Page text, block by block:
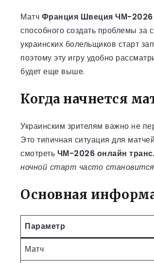
Матч Франция Швеция ЧМ-2026
способного создать проблемы
украинских болельщиков старт
поэтому эту игру удобно
будет еще выше.
Когда начнется
Украинским зрителям важно не
Это типичная ситуация для
смотреть ЧМ-2026 онлайн
ночной старт часто
Основная
Параметр
Матч